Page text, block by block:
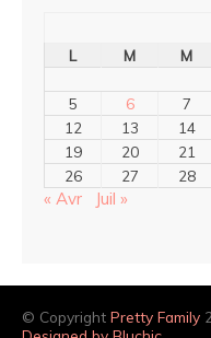
L
M M
5
6 7
12
13 14
19
20 21
26
27 28
« Avr Juil »
© Copyright Pretty Family